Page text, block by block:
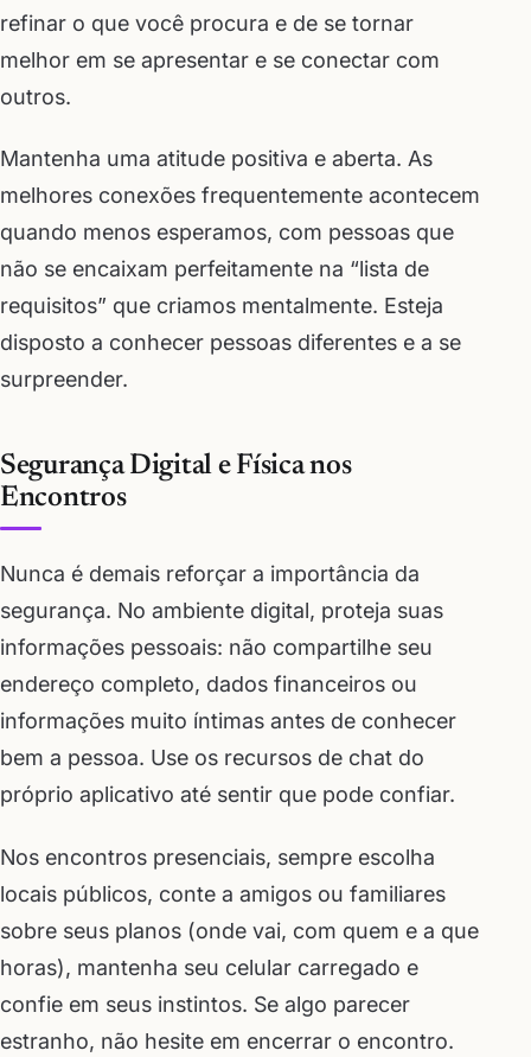
refinar o que você procura e de se tornar
melhor em se apresentar e se conectar com
outros.
Mantenha uma atitude positiva e aberta. As
melhores conexões frequentemente acontecem
quando menos esperamos, com pessoas que
não se encaixam perfeitamente na “lista de
requisitos” que criamos mentalmente. Esteja
disposto a conhecer pessoas diferentes e a se
surpreender.
Segurança Digital e Física nos
Encontros
Nunca é demais reforçar a importância da
segurança. No ambiente digital, proteja suas
informações pessoais: não compartilhe seu
endereço completo, dados financeiros ou
informações muito íntimas antes de conhecer
bem a pessoa. Use os recursos de chat do
próprio aplicativo até sentir que pode confiar.
Nos encontros presenciais, sempre escolha
locais públicos, conte a amigos ou familiares
sobre seus planos (onde vai, com quem e a que
horas), mantenha seu celular carregado e
confie em seus instintos. Se algo parecer
estranho, não hesite em encerrar o encontro.